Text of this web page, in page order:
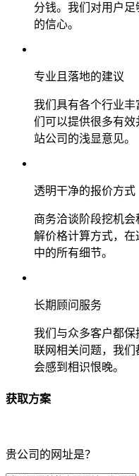
分钱。我们对用户
的信心。
专业且落地的建议
我们具有各个行业
们可以提供很多有
站公司的浅显意见。
透明干净的报价方式
商务洽谈阶段挖机
解价格计算方式，
中的所有细节。
长期顾问服务
我们与众多客户都
联网相关问题，我
会感到相识恨晚。
获取方案
贵公司的网址是？